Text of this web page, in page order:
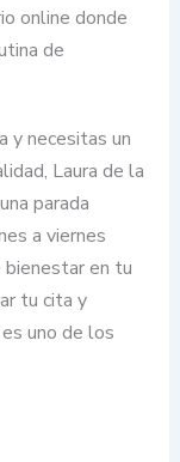
online donde
de
y necesitas un
Laura de la
parada
a viernes
bienestar en tu
tu cita y
uno de los